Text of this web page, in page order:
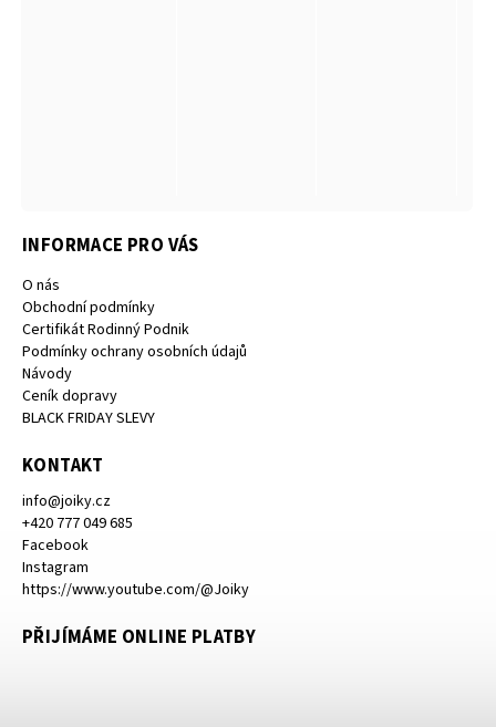
INFORMACE PRO VÁS
O nás
Obchodní podmínky
Certifikát Rodinný Podnik
Podmínky ochrany osobních údajů
Návody
Ceník dopravy
BLACK FRIDAY SLEVY
KONTAKT
info@joiky.cz
+420 777 049 685
Facebook
Instagram
https://www.youtube.com/@Joiky
PŘIJÍMÁME ONLINE PLATBY